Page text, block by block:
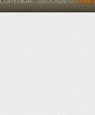
COPYRIGHT 2013-2026 ©